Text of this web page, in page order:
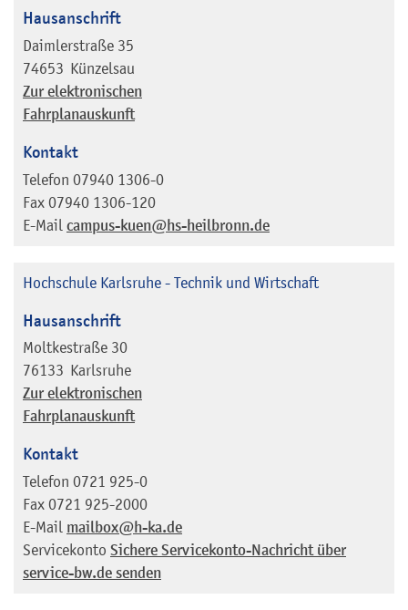
Hausanschrift
Daimlerstraße 35
74653 Künzelsau
Zur elektronischen
Fahrplanauskunft
Kontakt
Telefon 07940 1306-0
Fax 07940 1306-120
E-Mail campus-kuen@hs-heilbronn.de
Hochschule Karlsruhe - Technik und Wirtschaft
Hausanschrift
Moltkestraße 30
76133 Karlsruhe
Zur elektronischen
Fahrplanauskunft
Kontakt
Telefon 0721 925-0
Fax 0721 925-2000
E-Mail mailbox@h-ka.de
Servicekonto Sichere Servicekonto-Nachricht über
service-bw.de senden